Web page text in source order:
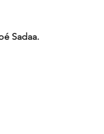
Sadaa.